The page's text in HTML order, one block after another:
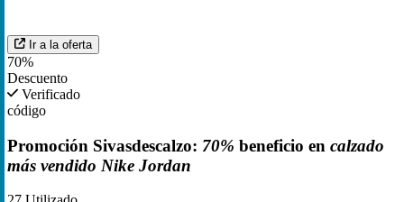
Ir a la oferta
70%
Descuento
Verificado
código
Promoción Sivasdescalzo: 70% beneficio en calzado
más vendido Nike Jordan